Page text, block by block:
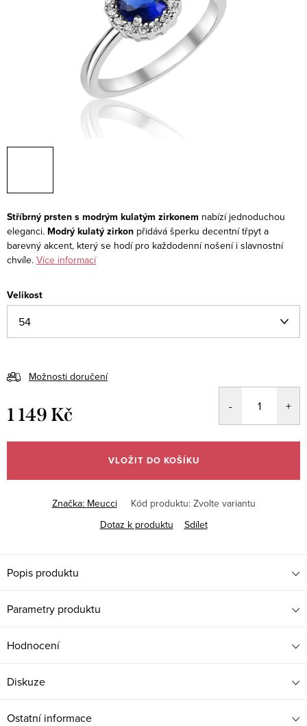
Stříbrný prsten s modrým kulatým zirkonem nabízí jednoduchou
eleganci. Modrý kulatý zirkon přidává šperku decentní třpyt a
barevný akcent, který se hodí pro každodenní nošení i slavnostní
chvíle. Více informací
Velikost
Možnosti doručení
1 149 Kč
cena:
VLOŽIT DO KOŠÍKU
Značka: Meucci Kód produktu: Zvolte variantu
Dotaz k produktu
Sdílet
Popis produktu
Parametry produktu
Hodnocení
Diskuze
Ostatní informace